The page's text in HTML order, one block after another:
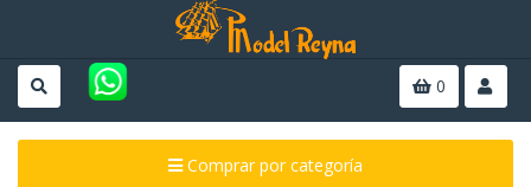
0
Comprar por categoría